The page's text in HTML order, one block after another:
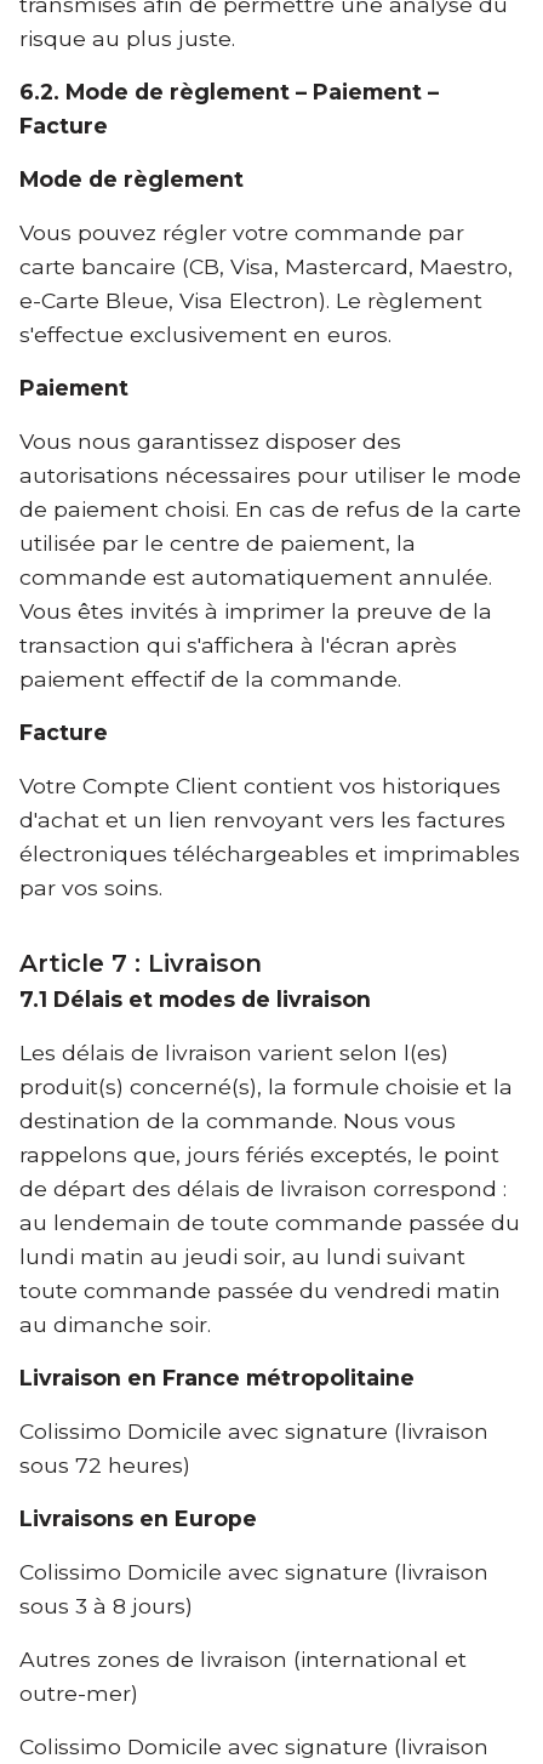
risque au plus juste.
6.2. Mode de règlement – Paiement –
Facture
Mode de règlement
Vous pouvez régler votre commande par
carte bancaire (CB, Visa, Mastercard, Maestro,
e-Carte Bleue, Visa Electron). Le règlement
s'effectue exclusivement en euros.
Paiement
Vous nous garantissez disposer des
autorisations nécessaires pour utiliser le mode
de paiement choisi. En cas de refus de la carte
utilisée par le centre de paiement, la
commande est automatiquement annulée.
Vous êtes invités à imprimer la preuve de la
transaction qui s'affichera à l'écran après
paiement effectif de la commande.
Facture
Votre Compte Client contient vos historiques
d'achat et un lien renvoyant vers les factures
électroniques téléchargeables et imprimables
par vos soins.
Article 7 : Livraison
7.1 Délais et modes de livraison
Les délais de livraison varient selon l(es)
produit(s) concerné(s), la formule choisie et la
destination de la commande. Nous vous
rappelons que, jours fériés exceptés, le point
de départ des délais de livraison correspond :
au lendemain de toute commande passée du
lundi matin au jeudi soir, au lundi suivant
toute commande passée du vendredi matin
au dimanche soir.
Livraison en France métropolitaine
Colissimo Domicile avec signature (livraison
sous 72 heures)
Livraisons en Europe
Colissimo Domicile avec signature (livraison
sous 3 à 8 jours)
Autres zones de livraison (international et
outre-mer)
Colissimo Domicile avec signature (livraison